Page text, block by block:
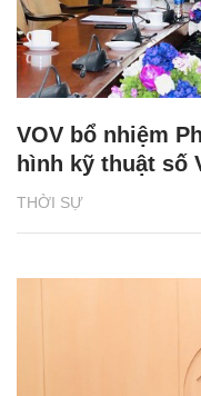
THỜI SỰ
VOV bổ nhiệm
hình kỹ thuật số